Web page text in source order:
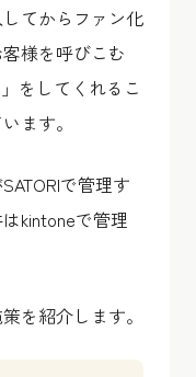
てからファン化
様を呼びこむ
をしてくれるこ
ます。
で管理す
kintoneで管理
を紹介します。